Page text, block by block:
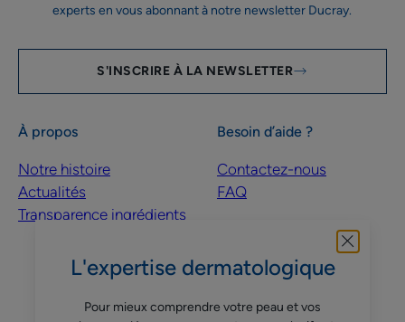
L'expertise dermatologique
Pour mieux comprendre votre peau et vos
experts en vous abonnant à notre newsletter Ducray.
S'INSCRIRE À LA NEWSLETTER
À propos
Notre histoire
Actualités
Transparence ingrédients
Besoin d’aide ?
Contactez-nous
FAQ
Suivez-nous